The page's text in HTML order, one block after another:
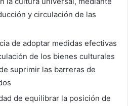
y circulación de las
de adoptar medidas efectivas
de los bienes culturales
suprimir las barreras de
de equilibrar la posición de